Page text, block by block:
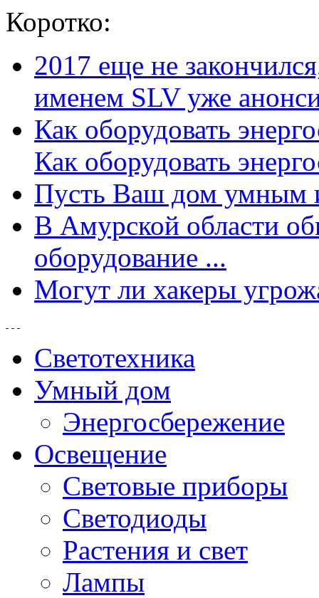
Коротко:
2017 еще не
именем SLV уже
Как оборудовать
Как оборудовать
Пусть Ваш дом умным
В Амурской области
оборудование ...
Могут ли хакеры
Светотехника
Умный дом
Энергосбережение
Освещение
Световые приборы
Светодиоды
Растения и свет
Лампы